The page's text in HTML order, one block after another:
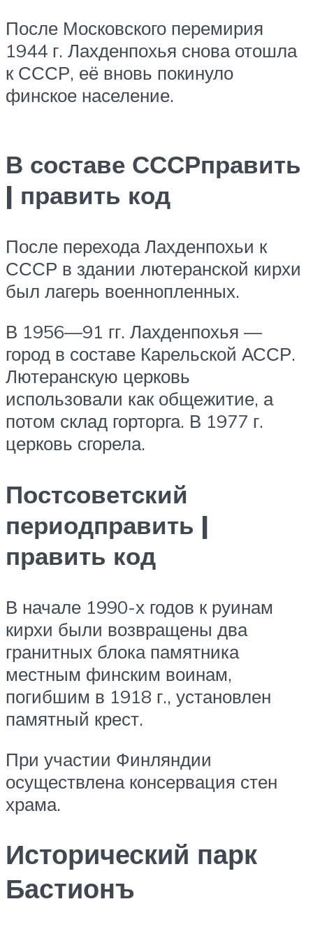
После Московского перемирия
1944 г. Лахденпохья снова отошла
к СССР, её вновь покинуло
финское население.
В составе СССРправить
| править код
После перехода Лахденпохьи к
СССР в здании лютеранской кирхи
был лагерь военнопленных.
В 1956—91 гг. Лахденпохья —
город в составе Карельской АССР.
Лютеранскую церковь
использовали как общежитие, а
потом склад горторга. В 1977 г.
церковь сгорела.
Постсоветский
периодправить |
править код
В начале 1990-х годов к руинам
кирхи были возвращены два
гранитных блока памятника
местным финским воинам,
погибшим в 1918 г., установлен
памятный крест.
При участии Финляндии
осуществлена консервация стен
храма.
Исторический парк
Бастионъ